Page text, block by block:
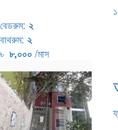
বেডরুম: ২
বাথরুম: ২
৳ ৮,০০০ /মাস